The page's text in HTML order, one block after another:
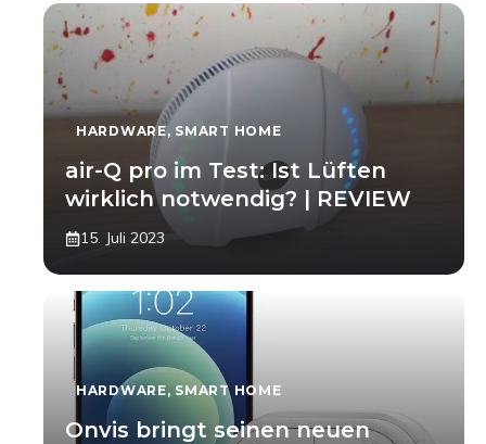
HARDWARE, SMART HOME
air-Q pro im Test: Ist Lüften
wirklich notwendig? | REVIEW
15. Juli 2023
HARDWARE, SMART HOME
Onvis bringt seinen neuen